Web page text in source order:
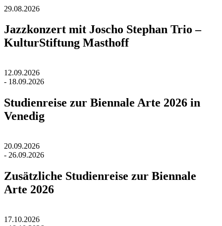
29.08.2026
Jazzkonzert mit Joscho Stephan Trio –
KulturStiftung Masthoff
12.09.2026
- 18.09.2026
Studienreise zur Biennale Arte 2026 in
Venedig
20.09.2026
- 26.09.2026
Zusätzliche Studienreise zur Biennale
Arte 2026
17.10.2026